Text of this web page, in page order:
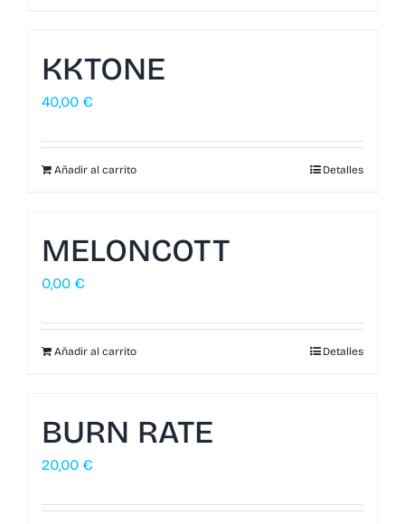
KKTONE
40,00 €
Añadir al carrito Detalles
MELONCOTT
0,00 €
Añadir al carrito Detalles
BURN RATE
20,00 €